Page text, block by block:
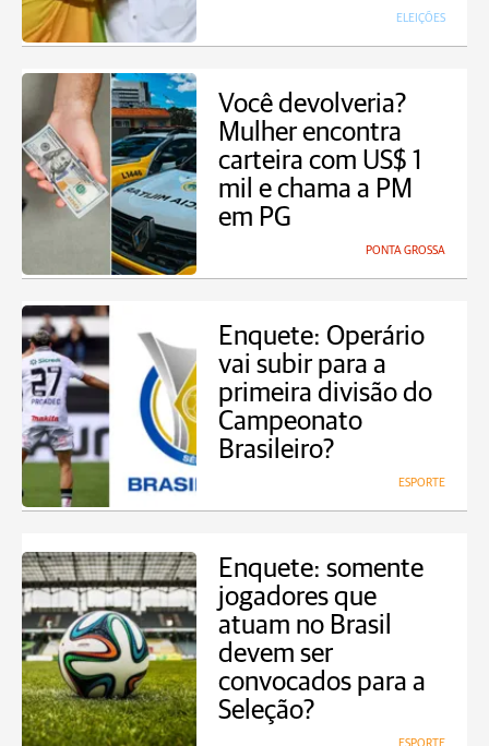
ELEIÇÕES
Você devolveria?
Mulher encontra
carteira com US$ 1
mil e chama a PM
em PG
PONTA GROSSA
Enquete: Operário
vai subir para a
primeira divisão do
Campeonato
Brasileiro?
ESPORTE
Enquete: somente
jogadores que
atuam no Brasil
devem ser
convocados para a
Seleção?
ESPORTE